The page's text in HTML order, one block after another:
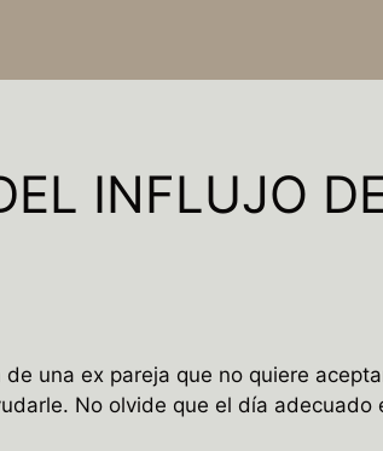
INFLUJO
una ex pareja que no quiere
No olvide que el día